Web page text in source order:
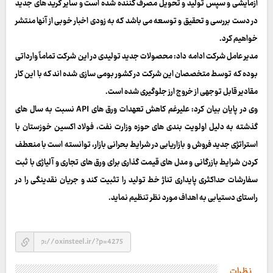
آزمایشی و سپس تولید و تحویل مصرف کننده شده است و سایر گرید های جدید
در دست بررسی و تحقیق و توسعه می باشد که به زودی اخبار خوبی از آنها منتشر
خواهیم کرد.
مدیر عامل شرکت ادامه داد: محصولات جدید تولیدی در این شرکت تماماً وارداتی
بوده که توسط متخصصان این شرکت در کشور بومی سازی شده اند که با این کار
مقادیر قابل توجهی از خروج ارز جلوگیری شده است.
وی در پایان بیان کرد: علیرغم کاهش تعهدات ورق های API نسبت به سال های
گذشته به دلیل اولویت بندی های حوزه وزارت نفت، فولاد اکسین خوزستان با
استراتژی جدید فروش و بازاریابی در شرایط بحرانی بازار، توانسته است با منعطف
کردن شرایط بازرگانی و مدل های قیمت گذاری برای ورق های تجاری و آلیاژی با ثبت
سفارشات حداکثری پایداری تناژ خط تولید را تثبیت کند و جریان نقدینگی را در
راستای دستیابی به اهداف مورد نظر تنظیم نماید.